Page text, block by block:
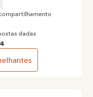
dadas